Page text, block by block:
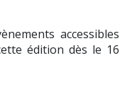
accessibles
édition dès le 16